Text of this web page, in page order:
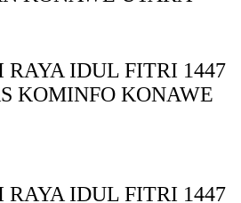
RAYA IDUL FITRI 1447
KOMINFO KONAWE
RAYA IDUL FITRI 1447